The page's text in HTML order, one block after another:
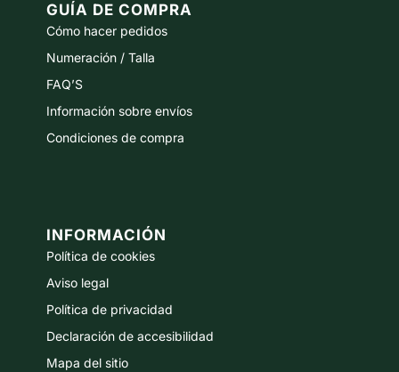
GUÍA DE COMPRA
Cómo hacer pedidos
Numeración / Talla
FAQ’S
Información sobre envíos
Condiciones de compra
INFORMACIÓN
Política de cookies
Aviso legal
Política de privacidad
Declaración de accesibilidad
Mapa del sitio